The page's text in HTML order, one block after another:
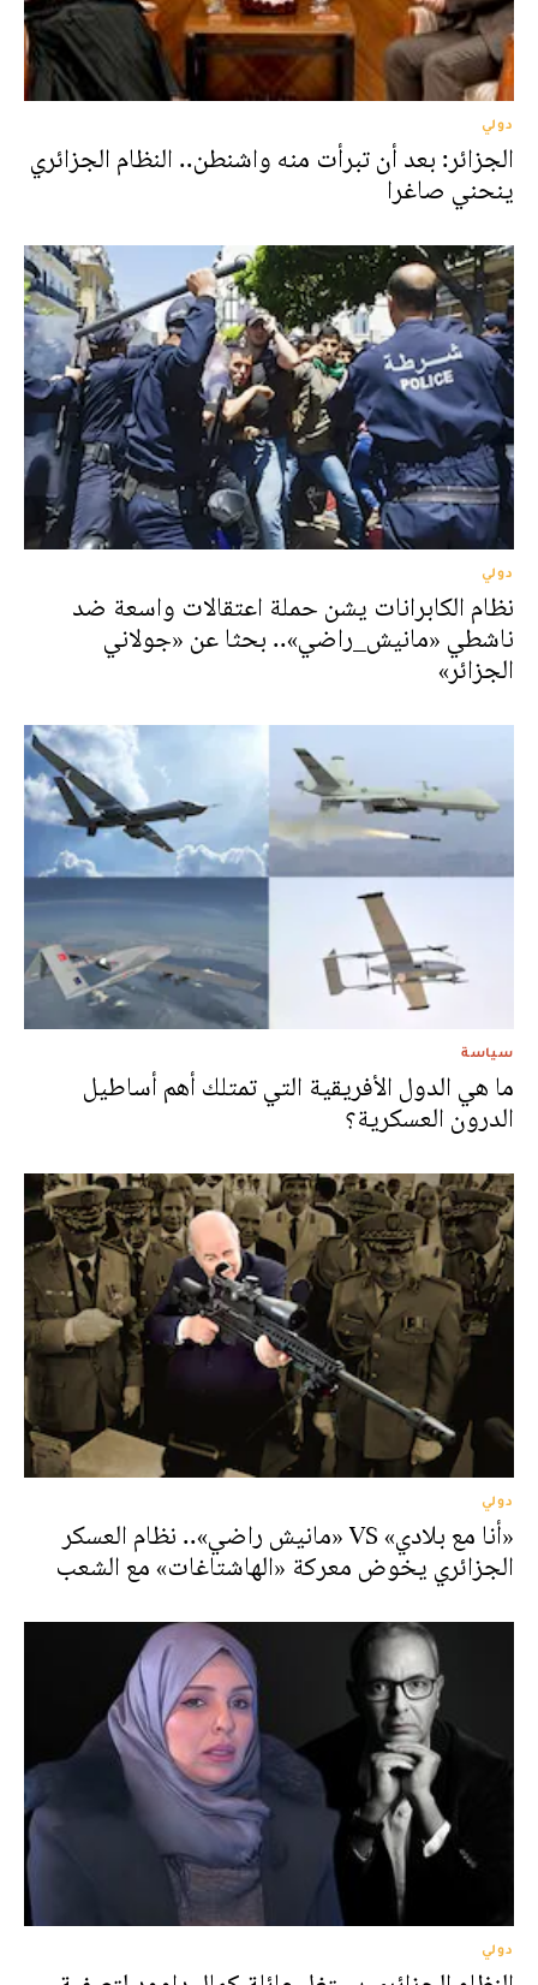
دولي
الجزائر: بعد أن تبرأت منه واشنطن.. النظام الجزائري
ينحني صاغرا
دولي
نظام الكابرانات يشن حملة اعتقالات واسعة ضد
ناشطي «مانيش_راضي».. بحثا عن «جولاني
الجزائر»
سياسة
ما هي الدول الأفريقية التي تمتلك أهم أساطيل
الدرون العسكرية؟
دولي
«أنا مع بلادي» VS «مانيش راضي».. نظام العسكر
الجزائري يخوض معركة «الهاشتاغات» مع الشعب
دولي